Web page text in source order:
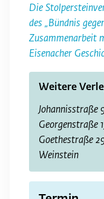
Die
des „Bündnis
Zusammenarbeit
Eisenacher
Weitere
Johannisstraße
Georgenstraße
Goethestraße
Weinstein